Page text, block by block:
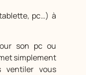
pc…) à
son pc ou
simplement
ventiler vous